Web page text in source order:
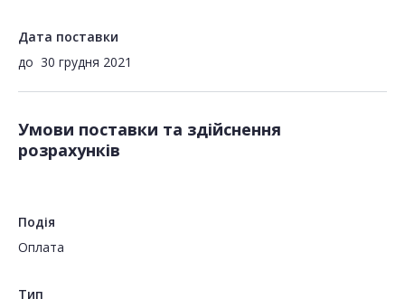
Дата поставки
до 30 грудня 2021
Умови поставки та здійснення
розрахунків
Подія
Оплата
Тип